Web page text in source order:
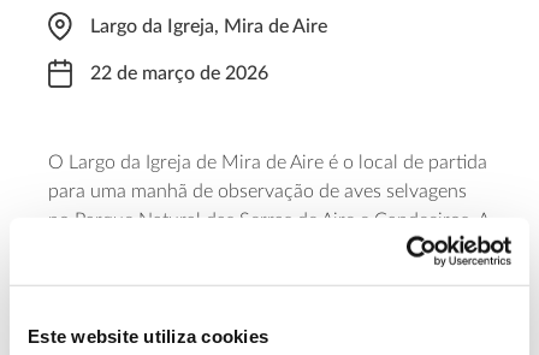
Este website utiliza cookies
Largo da Igreja, Mira de Aire
22 de março de 2026
O Largo da Igreja de Mira de Aire é o local de partida
para uma manhã de observação de aves selvagens
no Parque Natural das Serras de Aire e Candeeiros. A
visita guiada começa às 08h30. Para participar é
Saber mais